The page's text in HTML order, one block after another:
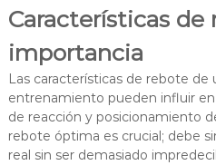
Características de
importancia
Las características de rebote de
entrenamiento pueden influir
de reacción y posicionamiento
rebote óptima es crucial; debe
real sin ser demasiado